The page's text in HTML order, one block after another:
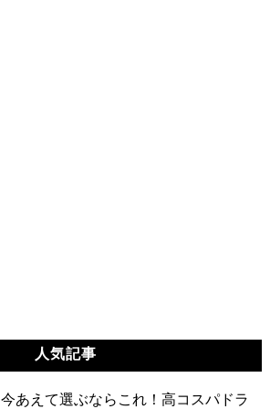
人気記事
今あえて選ぶならこれ！高コスパドラ